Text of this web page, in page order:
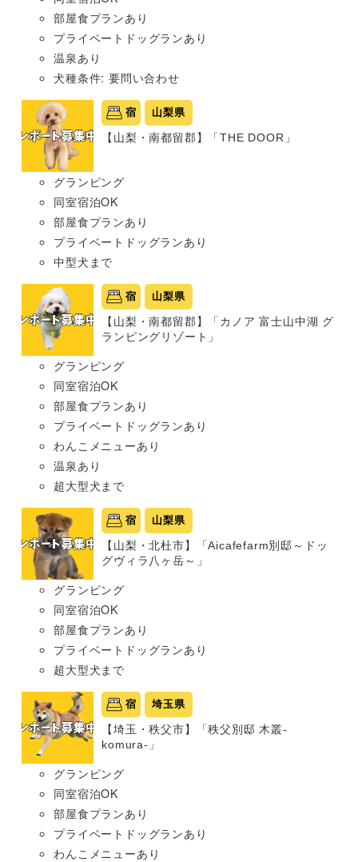
部屋食プランあり
プライベートドッグランあり
温泉あり
犬種条件: 要問い合わせ
宿 山梨県
【山梨・南都留郡】「THE DOOR」
グランピング
同室宿泊OK
部屋食プランあり
プライベートドッグランあり
中型犬まで
宿 山梨県
【山梨・南都留郡】「カノア 富士山中湖 グ
ランピングリゾート」
グランピング
同室宿泊OK
部屋食プランあり
プライベートドッグランあり
わんこメニューあり
温泉あり
超大型犬まで
宿 山梨県
【山梨・北杜市】「Aicafefarm別邸～ドッ
グヴィラ八ヶ岳～」
グランピング
同室宿泊OK
部屋食プランあり
プライベートドッグランあり
超大型犬まで
宿 埼玉県
【埼玉・秩父市】「秩父別邸 木叢-
komura-」
グランピング
同室宿泊OK
部屋食プランあり
プライベートドッグランあり
わんこメニューあり